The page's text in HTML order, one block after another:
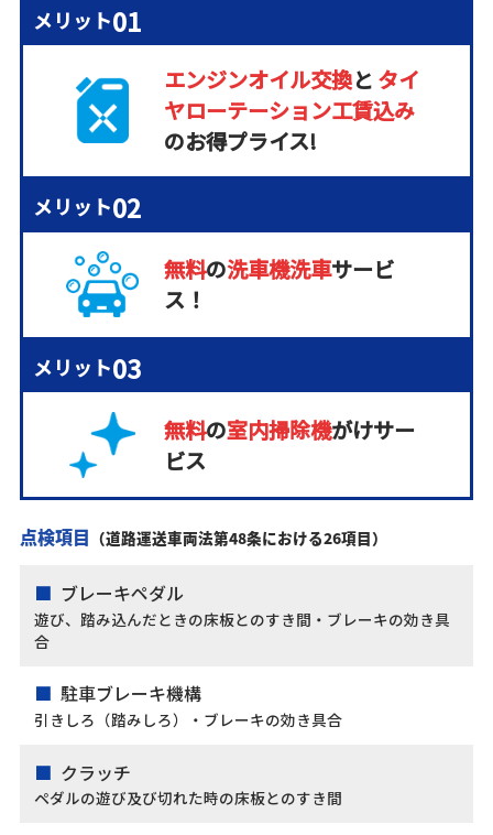
メリット01
エンジンオイル交換と タイ
ヤローテーション工賃込み
のお得プライス!
メリット02
無料の洗車機洗車サービ
ス！
メリット03
無料の室内掃除機がけサー
ビス
点検項目 （道路運送車両法第48条における26項目）
ブレーキペダル
遊び、踏み込んだときの床板とのすき間・ブレーキの効き具
合
駐車ブレーキ機構
引きしろ（踏みしろ）・ブレーキの効き具合
クラッチ
ペダルの遊び及び切れた時の床板とのすき間